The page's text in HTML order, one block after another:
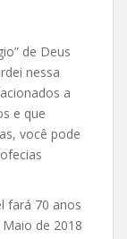
de Deus
nessa
a
e que
você pode
fará 70 anos
de 2018